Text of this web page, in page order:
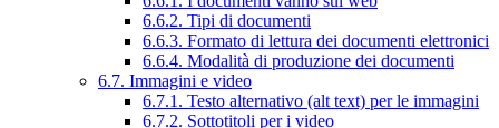
6.6.2. Tipi di documenti
6.6.3. Formato di lettura dei documenti elettronici
6.6.4. Modalità di produzione dei documenti
6.7. Immagini e video
6.7.1. Testo alternativo (alt text) per le immagini
6.7.2. Sottotitoli per i video